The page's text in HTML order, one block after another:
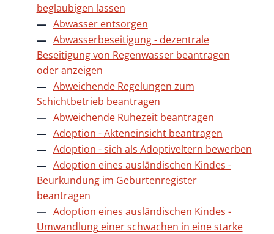
beglaubigen lassen
Abwasser entsorgen
Abwasserbeseitigung - dezentrale
Beseitigung von Regenwasser beantragen
oder anzeigen
Abweichende Regelungen zum
Schichtbetrieb beantragen
Abweichende Ruhezeit beantragen
Adoption - Akteneinsicht beantragen
Adoption - sich als Adoptiveltern bewerben
Adoption eines ausländischen Kindes -
Beurkundung im Geburtenregister
beantragen
Adoption eines ausländischen Kindes -
Umwandlung einer schwachen in eine starke